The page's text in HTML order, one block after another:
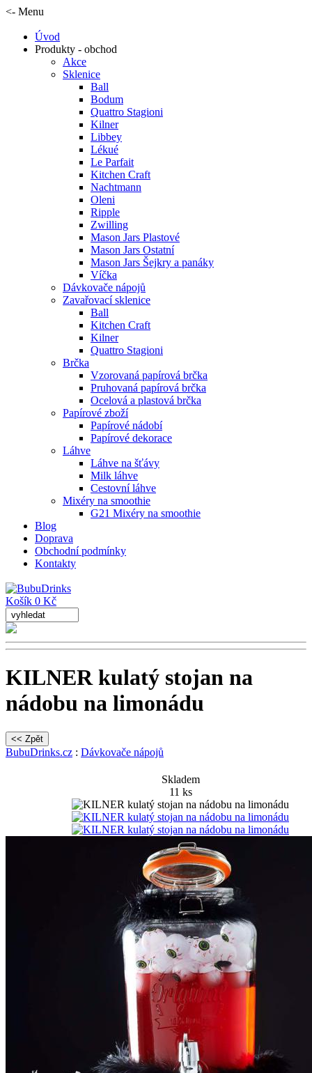
<- Menu
Úvod
Produkty - obchod
Akce
Sklenice
Ball
Bodum
Quattro Stagioni
Kilner
Libbey
Lékué
Le Parfait
Kitchen Craft
Nachtmann
Oleni
Ripple
Zwilling
Mason Jars Plastové
Mason Jars Ostatní
Mason Jars Šejkry a panáky
Víčka
Dávkovače nápojů
Zavařovací sklenice
Ball
Kitchen Craft
Kilner
Quattro Stagioni
Brčka
Vzorovaná papírová brčka
Pruhovaná papírová brčka
Ocelová a plastová brčka
Papírové zboží
Papírové nádobí
Papírové dekorace
Láhve
Láhve na šťávy
Milk láhve
Cestovní láhve
Mixéry na smoothie
G21 Mixéry na smoothie
Blog
Doprava
Obchodní podmínky
Kontakty
Košík 0 Kč
KILNER kulatý stojan na
nádobu na limonádu
BubuDrinks.cz : Dávkovače nápojů
Skladem
11 ks